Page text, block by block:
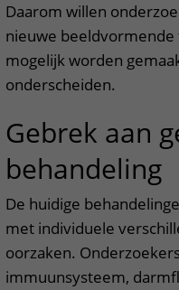
Daarom willen
nieuwe
mogelijk worden
onderscheiden.
Gebrek aan
behandeling
De huidige
met individuele
oorzaken.
immuunsysteem,